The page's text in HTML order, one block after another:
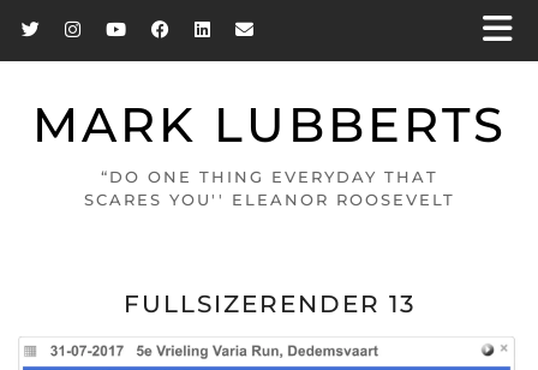
MARK LUBBERTS
“DO ONE THING EVERYDAY THAT
SCARES YOU'' ELEANOR ROOSEVELT
FULLSIZERENDER 13